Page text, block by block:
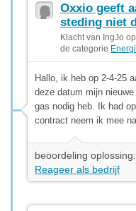
Oxxio geeft
steding niet
Klacht van IngJo
de categorie
Hallo, ik heb op 2-4-25
deze datum mijn
gas nodig heb. Ik had
contract neem ik mee
beoordeling
Reageer als bedrijf